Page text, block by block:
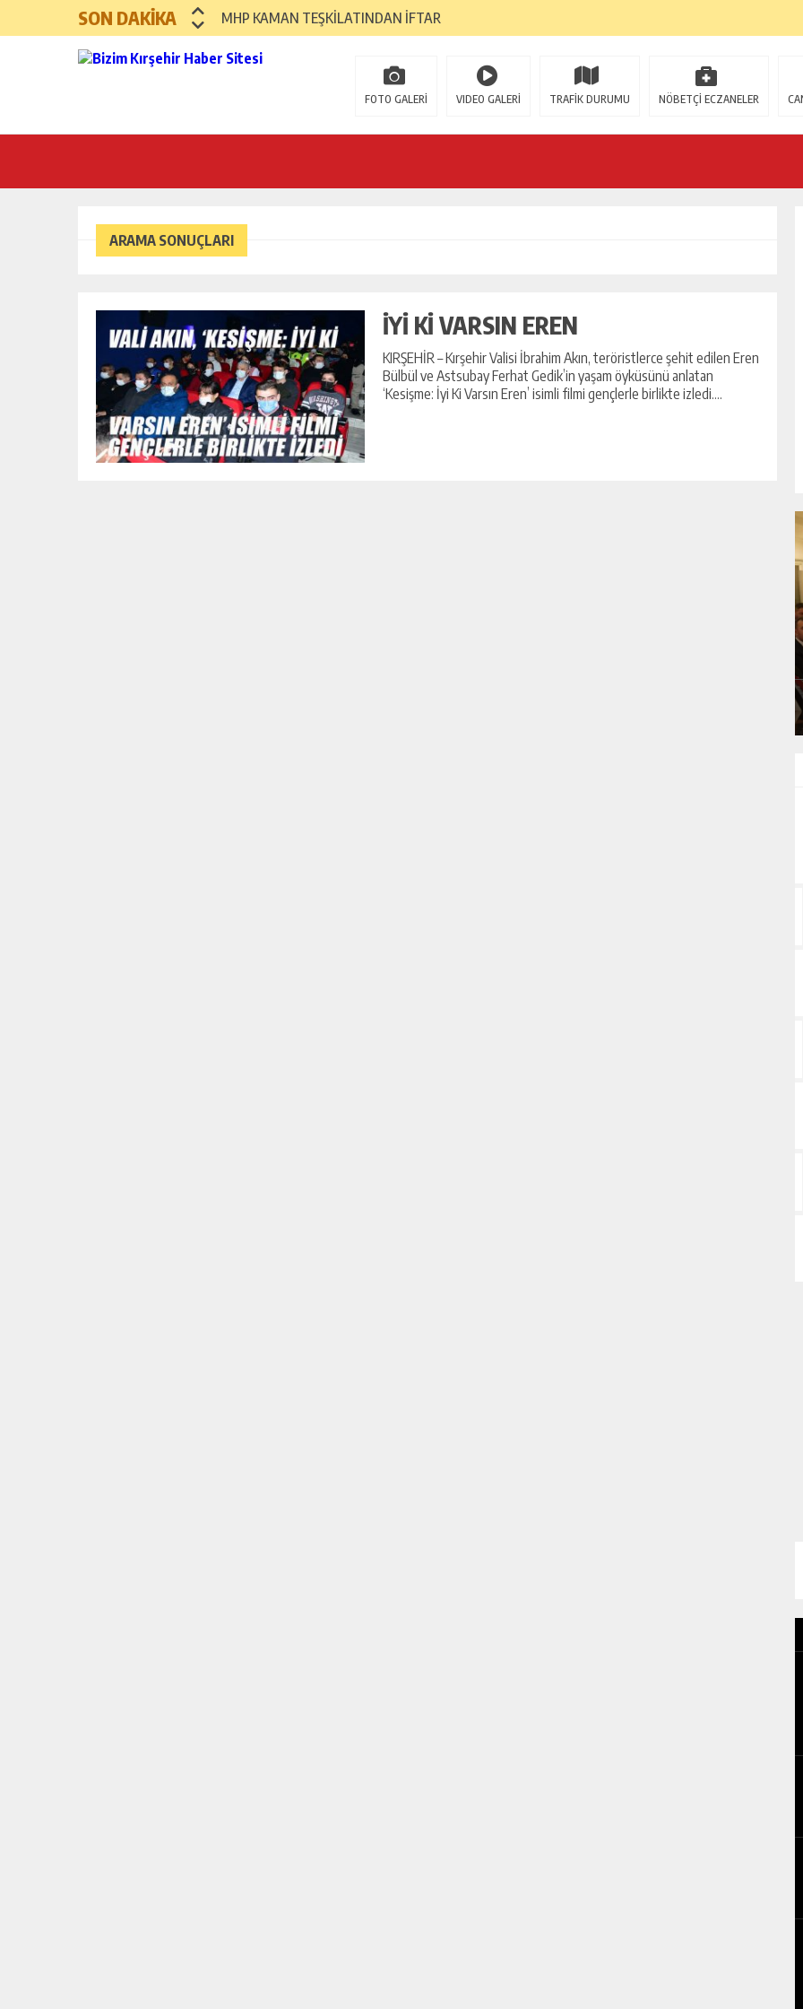
SON DAKİKA
MHP KAMAN TEŞKİLATINDAN İFTAR
DİŞ SAĞLIĞI MERKEZİNE YENİ RÖNTGEN CİHAZI
AĞIRALİOĞLU KIRŞEHİR’E GELİYOR
KAYMAKAM ERDOĞAN’DAN ŞEHİT YAKINLARI VE GAZİLERE İFTAR YEMEĞİ
FOTO GALERİ VIDEO GALERİ TRAFİK DURUMU NÖBETÇİ ECZANELER
ARAMA SONUÇLARI
İYİ Kİ VARSIN EREN
KIRŞEHİR – Kırşehir Valisi İbrahim Akın, teröristlerce şehit edilen Eren
Bülbül ve Astsubay Ferhat Gedik’in yaşam öyküsünü anlatan
‘Kesişme: İyi Ki Varsın Eren’ isimli filmi gençlerle birlikte izledi....